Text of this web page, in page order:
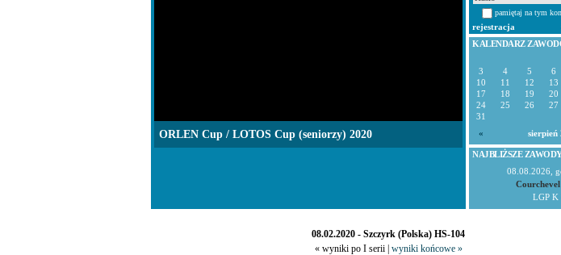
pamiętaj na tym
rejestracja
KALENDARZ
3
4 5 6
10
11 12 13
17
18 19 20
24
25 26 27
31
«
sierpień
NAJBLIŻSZE
08.08.2026,
LGP K
08.02.2020 - Szczyrk (Polska) HS-104
« wyniki po I serii | wyniki końcowe »
ORLEN Cup / LOTOS Cup (seniorzy) 2020